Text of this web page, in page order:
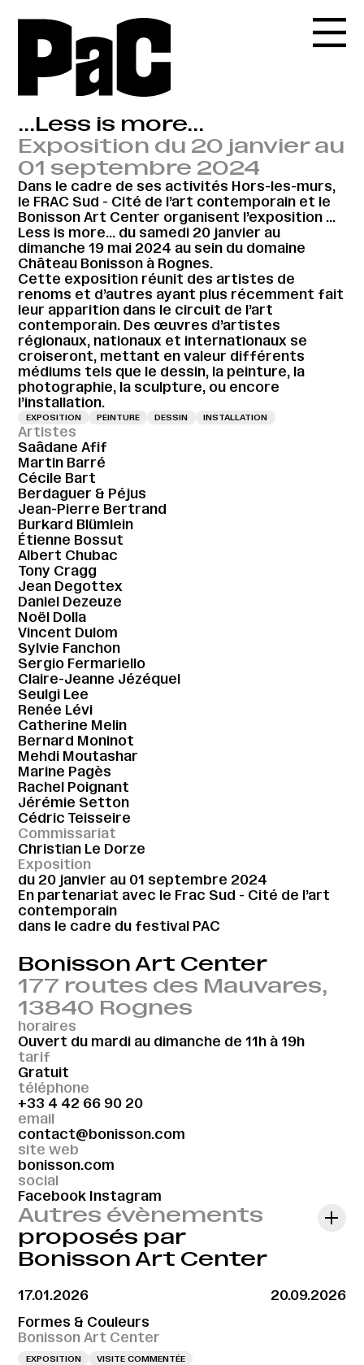
...Less is more...
Exposition du 20 janvier au
01 septembre 2024
Dans le cadre de ses activités Hors-les-murs,
le FRAC Sud - Cité de l’art contemporain et le
Bonisson Art Center organisent l’exposition …
Less is more… du samedi 20 janvier au
dimanche 19 mai 2024 au sein du domaine
Château Bonisson à Rognes.
Cette exposition réunit des artistes de
renoms et d’autres ayant plus récemment fait
leur apparition dans le circuit de l’art
contemporain. Des œuvres d’artistes
régionaux, nationaux et internationaux se
croiseront, mettant en valeur différents
médiums tels que le dessin, la peinture, la
photographie, la sculpture, ou encore
l’installation.
EXPOSITION PEINTURE DESSIN INSTALLATION
Artistes
Saâdane Afif
Martin Barré
Cécile Bart
Berdaguer & Péjus
Jean-Pierre Bertrand
Burkard Blümlein
Étienne Bossut
Albert Chubac
Tony Cragg
Jean Degottex
Daniel Dezeuze
Noël Dolla
Vincent Dulom
Sylvie Fanchon
Sergio Fermariello
Claire-Jeanne Jézéquel
Seulgi Lee
Renée Lévi
Catherine Melin
Bernard Moninot
Mehdi Moutashar
Marine Pagès
Rachel Poignant
Jérémie Setton
Cédric Teisseire
Commissariat
Christian Le Dorze
Exposition
du 20 janvier au 01 septembre 2024
En partenariat avec le Frac Sud - Cité de l’art
contemporain
dans le cadre du festival PAC
Bonisson Art Center
177 routes des Mauvares,
13840 Rognes
horaires
Ouvert du mardi au dimanche de 11h à 19h
tarif
Gratuit
téléphone
+33 4 42 66 90 20
email
contact@bonisson.com
site web
bonisson.com
social
Facebook Instagram
Autres évènements
proposés par
Bonisson Art Center
17.01.2026
20.09.2026
Formes & Couleurs
Bonisson Art Center
EXPOSITION VISITE COMMENTÉE